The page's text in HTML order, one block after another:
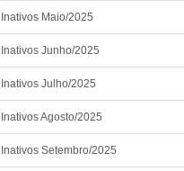
Maio/2025
Junho/2025
Julho/2025
Agosto/2025
Setembro/2025